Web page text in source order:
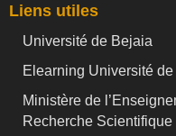
Liens utiles
Université de Bejaia
Elearning Université
Ministère de
Recherche Scientifique